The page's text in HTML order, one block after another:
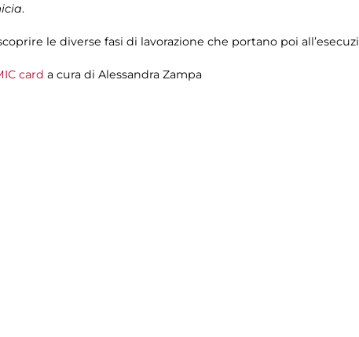
.
le diverse fasi di lavorazione che portano poi
card a cura di Alessandra Zampa